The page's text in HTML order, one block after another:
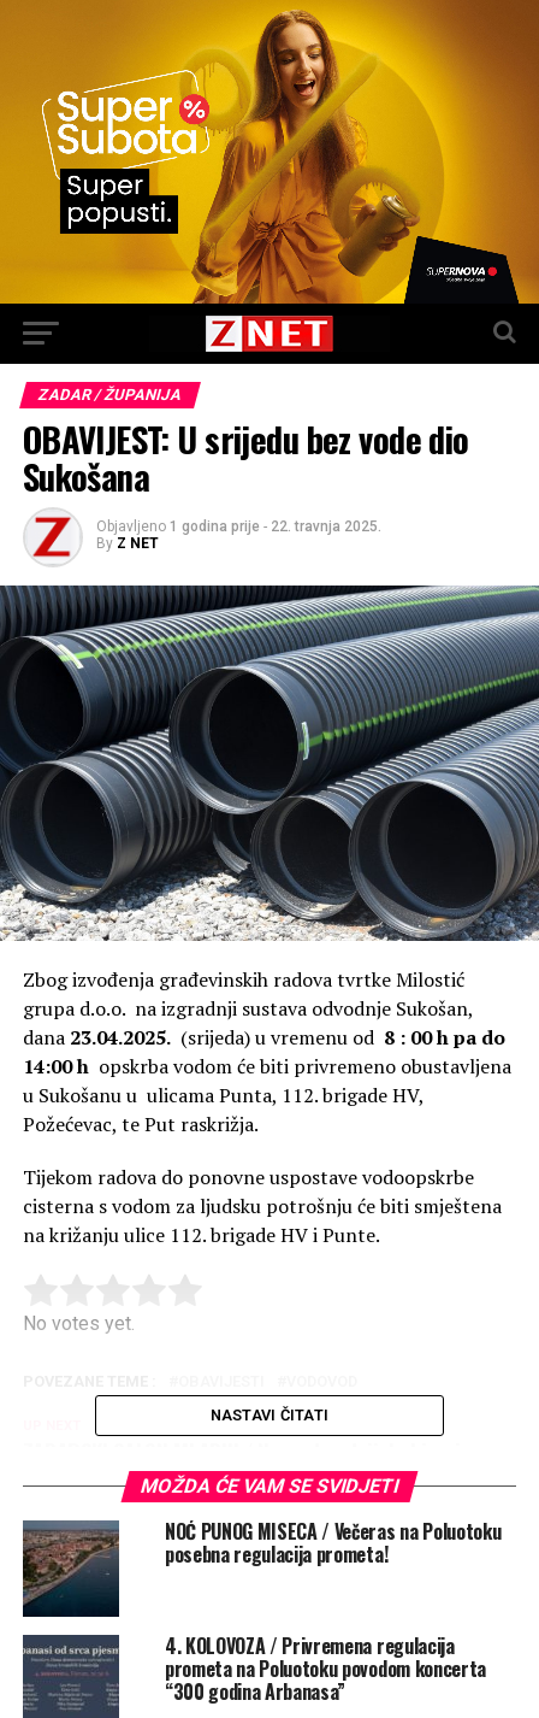
ZADAR / ŽUPANIJA
OBAVIJEST: U srijedu bez vode dio
Sukošana
Objavljeno 1 godina prije - 22. travnja 2025.
By Z NET
Zbog izvođenja građevinskih radova tvrtke Milostić
grupa d.o.o. na izgradnji sustava odvodnje Sukošan,
dana23.04.2025.(srijeda) u vremenu od 8 : 00 h pa do
14:00 h opskrba vodom će biti privremeno obustavljena
u Sukošanu u ulicama Punta, 112. brigade HV,
Požećevac, te Put raskrižja.
Tijekom radova do ponovne uspostave vodoopskrbe
cisterna s vodom za ljudsku potrošnju će biti smještena
na križanju ulice 112. brigade HV i Punte.
Rate this item:
No votes yet.
NOVI TERMIN / Biciklijada “Od Branimira do Branimira”
zakazana za ovu nedjelju. Ako vrijeme dopusti…
NASTAVI ČITATI
MOŽDA ĆE VAM SE SVIDJETI
NOĆ PUNOG MISECA / Večeras na Poluotoku
posebna regulacija prometa!
4. KOLOVOZA / Privremena regulacija
prometa na Poluotoku povodom koncerta
“300 godina Arbanasa”